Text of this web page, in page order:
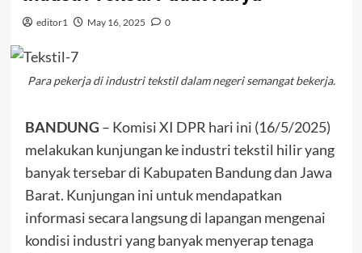
editor1 May 16, 2025 0
Para pekerja di industri tekstil dalam negeri semangat bekerja.
BANDUNG – Komisi XI DPR hari ini (16/5/2025)
melakukan kunjungan ke industri tekstil hilir yang
banyak tersebar di Kabupaten Bandung dan Jawa
Barat. Kunjungan ini untuk mendapatkan
informasi secara langsung di lapangan mengenai
kondisi industri yang banyak menyerap tenaga